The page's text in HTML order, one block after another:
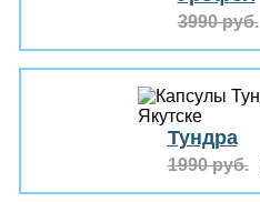
3990 руб.
Тундра
1990 руб.